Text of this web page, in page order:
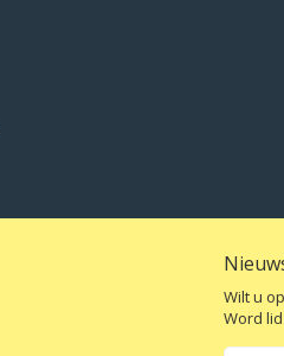
Wilt u
Word